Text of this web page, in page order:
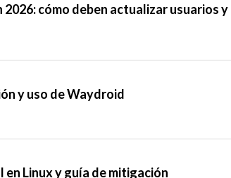
cómo deben actualizar usuarios y
y uso de Waydroid
Linux y guía de mitigación